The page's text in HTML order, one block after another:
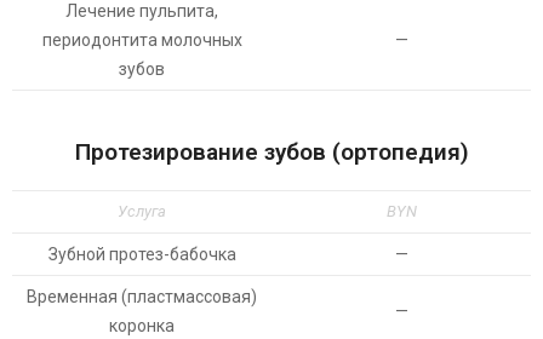
Лечение пульпита,
периодонтита молочных
зубов
—
Протезирование зубов (ортопедия)
Услуга BYN
Зубной протез-бабочка —
Временная (пластмассовая)
коронка
—